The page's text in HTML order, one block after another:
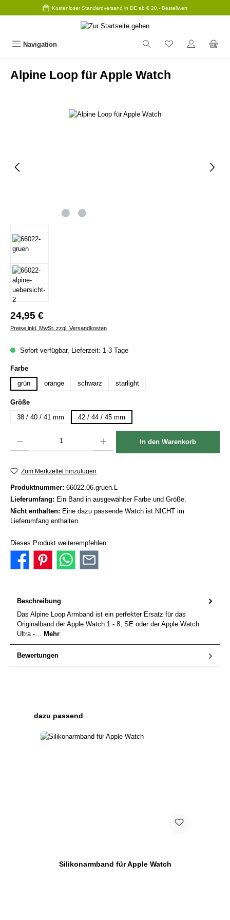
Zum Hauptinhalt springenKostenloser Standardversand in DE ab € 20,- Bestellwert
Navigation
Alpine Loop für Apple Watch
Bildergalerie überspringen
Regulärer Preis:
24,95 €
Preise inkl. MwSt. zzgl. Versandkosten
Sofort verfügbar, Lieferzeit: 1-3 Tage
Farbeauswählen
grün
orange schwarz starlight
Größeauswählen
38 / 40 / 41 mm
42 / 44 / 45 mm
In den Warenkorb
Zum Merkzettel hinzufügen
Produktnummer: 66022.06.gruen.L
Lieferumfang: Ein Band in ausgewählter Farbe und Größe.
Nicht enthalten: Eine dazu passende Watch ist NICHT im
Lieferumfang enthalten.
Dieses Produkt weiterempfehlen:
Beschreibung
Das Alpine Loop Armband ist ein perfekter Ersatz für das
Originalband der Apple Watch 1 - 8, SE oder der Apple Watch
Ultra -… Mehr
Bewertungen
Produktgalerie überspringen
dazu passend
Silikonarmband für Apple Watch